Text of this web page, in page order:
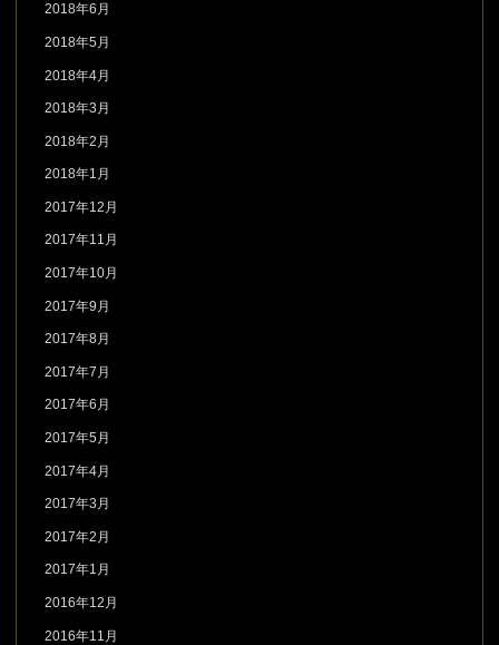
2018年6月
2018年5月
2018年4月
2018年3月
2018年2月
2018年1月
2017年12月
2017年11月
2017年10月
2017年9月
2017年8月
2017年7月
2017年6月
2017年5月
2017年4月
2017年3月
2017年2月
2017年1月
2016年12月
2016年11月